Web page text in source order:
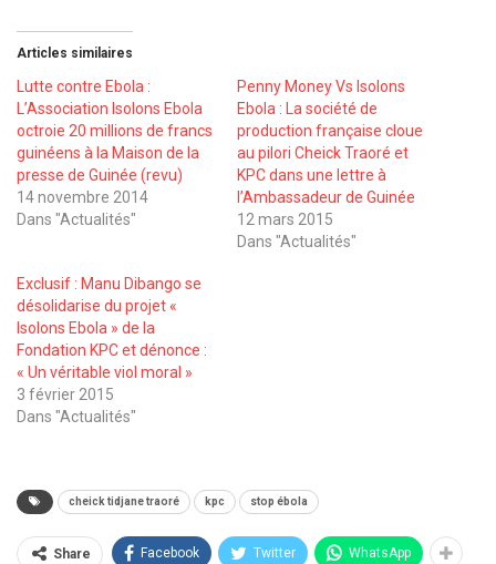
Articles similaires
Lutte contre Ebola :
L’Association Isolons Ebola
octroie 20 millions de francs
guinéens à la Maison de la
presse de Guinée (revu)
14 novembre 2014
Dans "Actualités"
Penny Money Vs Isolons
Ebola : La société de
production française cloue
au pilori Cheick Traoré et
KPC dans une lettre à
l’Ambassadeur de Guinée
12 mars 2015
Dans "Actualités"
Exclusif : Manu Dibango se
désolidarise du projet «
Isolons Ebola » de la
Fondation KPC et dénonce :
« Un véritable viol moral »
3 février 2015
Dans "Actualités"
cheick tidjane traoré kpc stop ébola
Share Facebook Twitter WhatsApp